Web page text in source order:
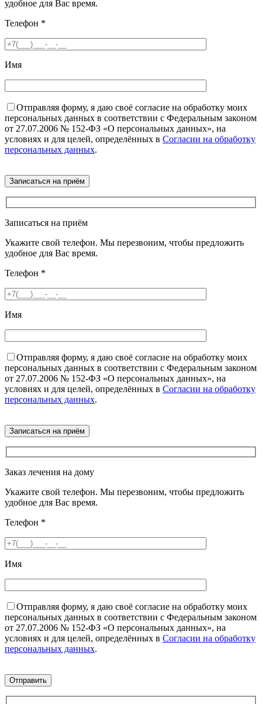
удобное для Вас время.
Телефон *
Имя
Отправляя форму, я даю своё согласие на обработку моих
персональных данных в соответствии с Федеральным законом
от 27.07.2006 № 152-ФЗ «О персональных данных», на
условиях и для целей, определённых в Согласии на обработку
персональных данных.
Записаться на приём
Укажите свой телефон. Мы перезвоним, чтобы предложить
удобное для Вас время.
Телефон *
Имя
Отправляя форму, я даю своё согласие на обработку моих
персональных данных в соответствии с Федеральным законом
от 27.07.2006 № 152-ФЗ «О персональных данных», на
условиях и для целей, определённых в Согласии на обработку
персональных данных.
Заказ лечения на дому
Укажите свой телефон. Мы перезвоним, чтобы предложить
удобное для Вас время.
Телефон *
Имя
Отправляя форму, я даю своё согласие на обработку моих
персональных данных в соответствии с Федеральным законом
от 27.07.2006 № 152-ФЗ «О персональных данных», на
условиях и для целей, определённых в Согласии на обработку
персональных данных.